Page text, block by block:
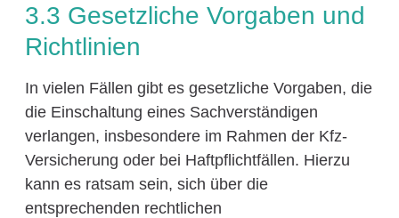
3.3 Gesetzliche Vorgaben und
Richtlinien
In vielen Fällen gibt es gesetzliche Vorgaben, die
die Einschaltung eines Sachverständigen
verlangen, insbesondere im Rahmen der Kfz-
Versicherung oder bei Haftpflichtfällen. Hierzu
kann es ratsam sein, sich über die
entsprechenden rechtlichen